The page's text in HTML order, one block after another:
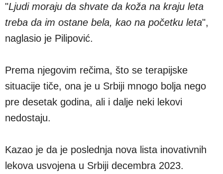
"Ljudi moraju da shvate da koža na kraju leta
treba da im ostane bela, kao na početku leta",
naglasio je Pilipović.
Prema njegovim rečima, što se terapijske
situacije tiče, ona je u Srbiji mnogo bolja nego
pre desetak godina, ali i dalje neki lekovi
nedostaju.
Kazao je da je poslednja nova lista inovativnih
lekova usvojena u Srbiji decembra 2023.